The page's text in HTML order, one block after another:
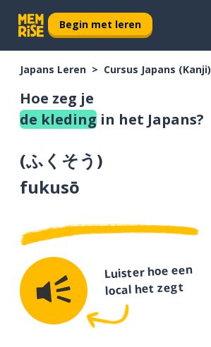
Begin met leren
Japans Leren Cursus Japans (Kanji)
Hoe zeg je
de kleding in het Japans?
(ふくそう )
fukusō
Luister hoe een
local het zegt